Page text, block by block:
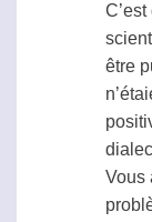
être
Vous